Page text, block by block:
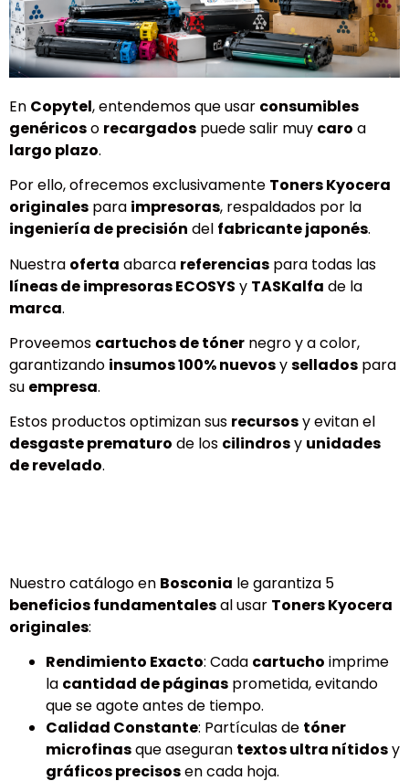
En Copytel, entendemos que usar consumibles
genéricoso recargados puede salir muy caro a
largo plazo.
Por ello, ofrecemos exclusivamente Toners Kyocera
originales para impresoras, respaldados por la
ingeniería de precisión del fabricante japonés.
Nuestra oferta abarca referencias para todas las
líneas de impresoras ECOSYS y TASKalfa de la
marca.
Proveemos cartuchos de tóner negro y a color,
garantizando insumos 100% nuevosysellados para
su empresa.
Estos productos optimizan sus recursosy evitan el
desgaste prematuro de los cilindrosy unidades
de revelado.
Nuestro catálogo en Bosconia le garantiza 5
beneficios fundamentalesal usar Toners Kyocera
originales:
Rendimiento Exacto: Cada cartucho imprime
la cantidad de páginas prometida, evitando
que se agote antes de tiempo.
Calidad Constante: Partículas de tóner
microfinasque aseguran textos ultra nítidosy
gráficos precisosen cada hoja.